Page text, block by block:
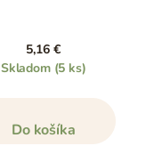
5,16 €
Skladom (5 ks)
Do košíka